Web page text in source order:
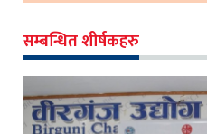
सम्बन्धित शीर्षकहरु